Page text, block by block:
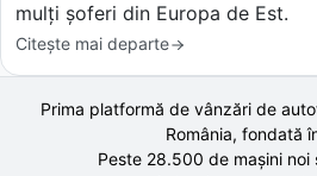
mulți șoferi din Europa de Est.
Citește mai departe
Prima platformă de vânzări de
România, fondată
Peste 28.500 demașini noi